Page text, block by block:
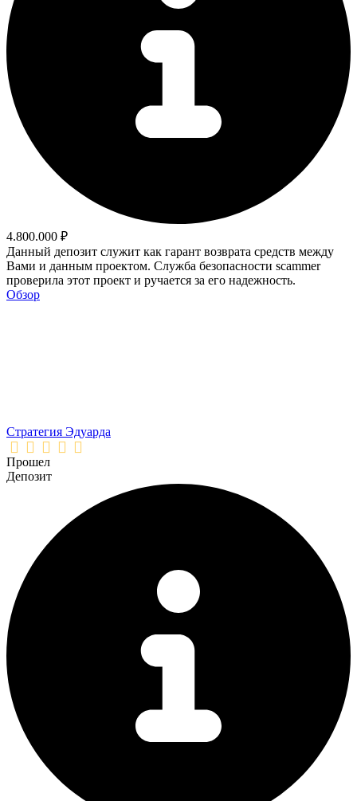
4.800.000 ₽
Данный депозит служит как гарант возврата средств между
Вами и данным проектом. Служба безопасности scammer
проверила этот проект и ручается за его надежность.
Обзор
Стратегия Эдуарда
Прошел
Депозит